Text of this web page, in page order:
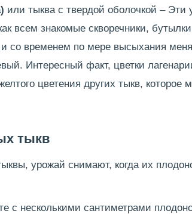
или тыква с твердой оболочкой –
всем знакомые скворечники,
со временем по мере высыхания
Интересный факт, цветки
цветения других тыкв,
тыкв
урожай снимают, когда их
с несколькими сантиметрами